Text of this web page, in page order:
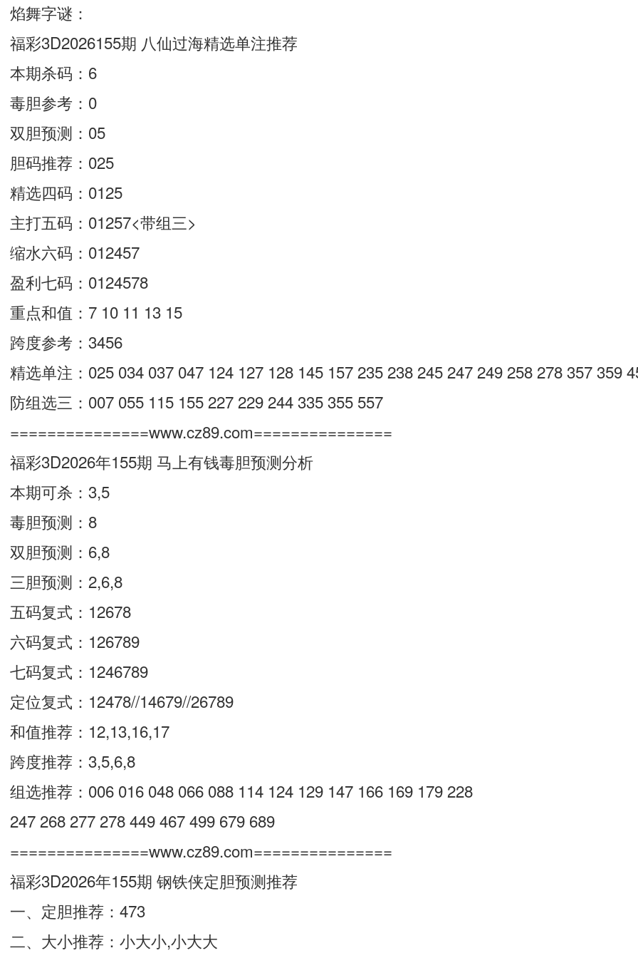
焰舞字谜：
福彩3D2026155期 八仙过海精选单注推荐
本期杀码：6
毒胆参考：0
双胆预测：05
胆码推荐：025
精选四码：0125
主打五码：01257<带组三>
缩水六码：012457
盈利七码：0124578
重点和值：7 10 11 13 15
跨度参考：3456
精选单注：025 034 037 047 124 127 128 145 157 235 238 245 247 249 258 278 357 359
防组选三：007 055 115 155 227 229 244 335 355 557
===============www.cz89.com===============
福彩3D2026年155期 马上有钱毒胆预测分析
本期可杀：3,5
毒胆预测：8
双胆预测：6,8
三胆预测：2,6,8
五码复式：12678
六码复式：126789
七码复式：1246789
定位复式：12478//14679//26789
和值推荐：12,13,16,17
跨度推荐：3,5,6,8
组选推荐：006 016 048 066 088 114 124 129 147 166 169 179 228
247 268 277 278 449 467 499 679 689
===============www.cz89.com===============
福彩3D2026年155期 钢铁侠定胆预测推荐
一、定胆推荐：473
二、大小推荐：小大小,小大大